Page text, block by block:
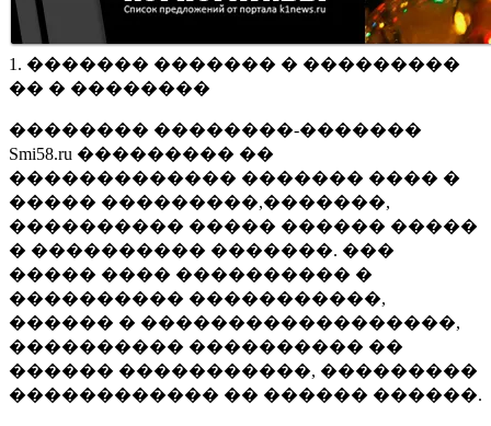
1. ������� ������� � ���������
�� � ��������
�������� ��������-�������
Smi58.ru ��������� ��
������������� ������� ���� �
����� ���������,�������,
���������� ����� ������ �����
� ���������� �������. ���
����� ���� ���������� �
���������� �����������,
������ � ������������������,
���������� ���������� ��
������ �����������, ���������
������������ �� ������ ������.